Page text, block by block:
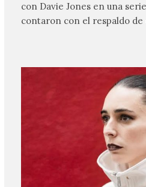
con Davie Jones en una
contaron con el respaldo de